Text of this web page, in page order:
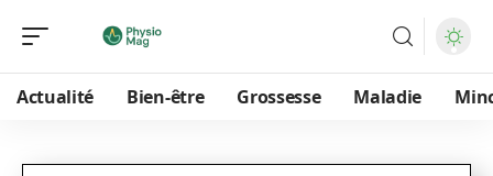
Actualité Bien-être Grossesse Maladie